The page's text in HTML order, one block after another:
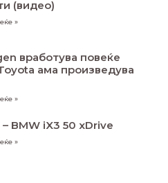
(видео)
»
вработува повеќе
ама произведува
»
BMW iX3 50 xDrive
»